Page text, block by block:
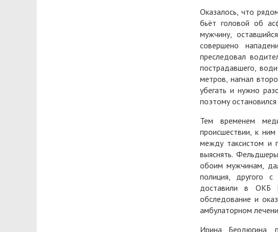
Оказалось, что
бьёт головой об
мужчину,
совершено
преследовал
пострадавшего,
метров, нагнал
убегать и нужно
поэтому
Тем временем
происшествии, к
между таксистом и
выяснять.
обоим мужчинам,
полиция, другого
доставили в ОКБ
обследование и
амбулаторном
Ирина Бердюгина,